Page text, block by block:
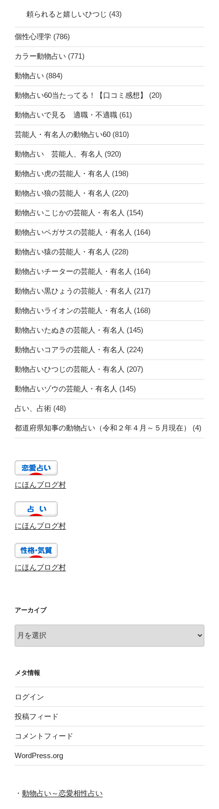
頼られると嬉しいひつじ (43)
個性心理学 (786)
カラー動物占い (771)
動物占い (884)
動物占い60当たってる！【口コミ感想】 (20)
動物占いで見る 適職・不適職 (61)
芸能人・有名人の動物占い60 (810)
動物占い 芸能人、有名人 (920)
動物占い虎の芸能人・有名人 (198)
動物占い狼の芸能人・有名人 (220)
動物占いこじかの芸能人・有名人 (154)
動物占いペガサスの芸能人・有名人 (164)
動物占い猿の芸能人・有名人 (228)
動物占いチーターの芸能人・有名人 (164)
動物占い黒ひょうの芸能人・有名人 (217)
動物占いライオンの芸能人・有名人 (168)
動物占いたぬきの芸能人・有名人 (145)
動物占いコアラの芸能人・有名人 (224)
動物占いひつじの芸能人・有名人 (207)
動物占いゾウの芸能人・有名人 (145)
占い、占術 (48)
都道府県知事の動物占い（令和２年４月～５月現在） (4)
にほんブログ村
にほんブログ村
にほんブログ村
アーカイブ
ー
ブ
メタ情報
ログイン
投稿フィード
コメントフィード
WordPress.org
・ 動物占い～恋愛相性占い